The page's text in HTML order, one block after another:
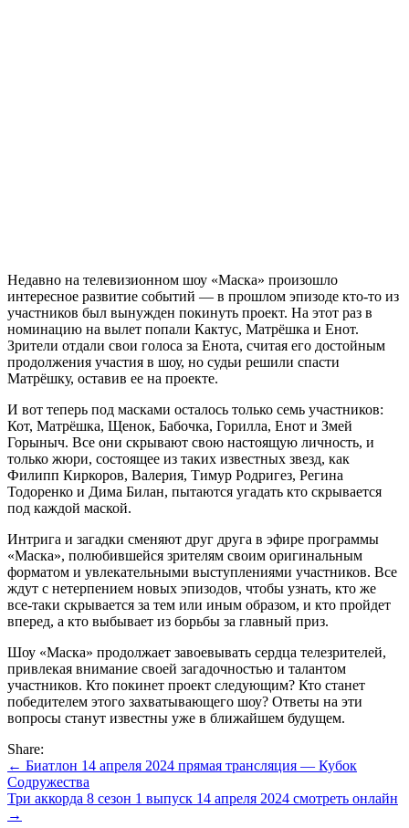
Недавно на телевизионном шоу «Маска» произошло
интересное развитие событий — в прошлом эпизоде кто-то из
участников был вынужден покинуть проект. На этот раз в
номинацию на вылет попали Кактус, Матрёшка и Енот.
Зрители отдали свои голоса за Енота, считая его достойным
продолжения участия в шоу, но судьи решили спасти
Матрёшку, оставив ее на проекте.
И вот теперь под масками осталось только семь участников:
Кот, Матрёшка, Щенок, Бабочка, Горилла, Енот и Змей
Горыныч. Все они скрывают свою настоящую личность, и
только жюри, состоящее из таких известных звезд, как
Филипп Киркоров, Валерия, Тимур Родригез, Регина
Тодоренко и Дима Билан, пытаются угадать кто скрывается
под каждой маской.
Интрига и загадки сменяют друг друга в эфире программы
«Маска», полюбившейся зрителям своим оригинальным
форматом и увлекательными выступлениями участников. Все
ждут с нетерпением новых эпизодов, чтобы узнать, кто же
все-таки скрывается за тем или иным образом, и кто пройдет
вперед, а кто выбывает из борьбы за главный приз.
Шоу «Маска» продолжает завоевывать сердца телезрителей,
привлекая внимание своей загадочностью и талантом
участников. Кто покинет проект следующим? Кто станет
победителем этого захватывающего шоу? Ответы на эти
вопросы станут известны уже в ближайшем будущем.
Share:
Навигация
по
записям
← Биатлон 14 апреля 2024 прямая трансляция — Кубок
Содружества
Три аккорда 8 сезон 1 выпуск 14 апреля 2024 смотреть онлайн
→